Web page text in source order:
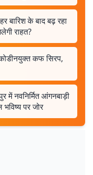
बारिश के बाद बढ़ रहा
राहत?
कोडीनयुक्त कफ सिरप,
में नवनिर्मित आंगनबाड़ी
पर जोर